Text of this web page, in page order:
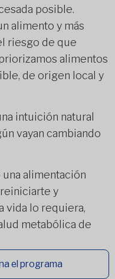
posible.
alimento y más
riesgo de que
alimentos
de origen local y
intuición natural
vayan cambiando
alimentación
y
vida lo requiera,
metabólica de
el programa